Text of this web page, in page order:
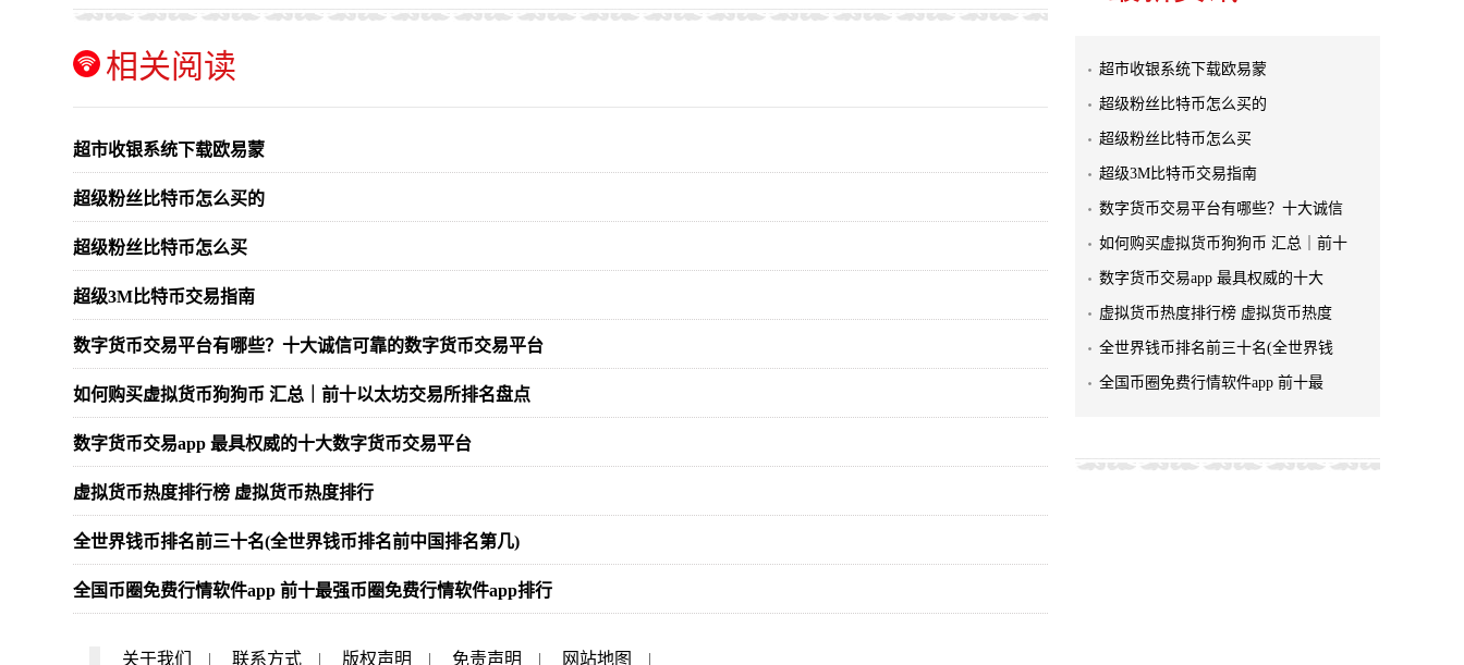
相关阅读
超市收银系统下载欧易蒙
超级粉丝比特币怎么买的
超级粉丝比特币怎么买
超级3M比特币交易指南
数字货币交易平台有哪些？十大诚信可靠的数字货币交易平台
如何购买虚拟货币狗狗币 汇总｜前十以太坊交易所排名盘点
数字货币交易app 最具权威的十大数字货币交易平台
虚拟货币热度排行榜 虚拟货币热度排行
全世界钱币排名前三十名(全世界钱币排名前中国排名第几)
全国币圈免费行情软件app 前十最强币圈免费行情软件app排行
超市收银系统下载欧易蒙
超级粉丝比特币怎么买的
超级粉丝比特币怎么买
超级3M比特币交易指南
数字货币交易平台有哪些？十大诚信
如何购买虚拟货币狗狗币 汇总｜前十
数字货币交易app 最具权威的十大
虚拟货币热度排行榜 虚拟货币热度
全世界钱币排名前三十名(全世界钱
全国币圈免费行情软件app 前十最
关于我们 | 联系方式 | 版权声明 | 免责声明 | 网站地图 |